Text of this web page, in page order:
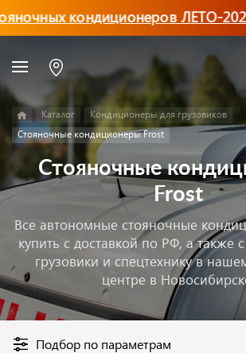
кондиционеров ЛЕТО-2026
Каталог
Кондиционеры для грузовиков
Стояночные кондиционеры Frost
Стояночные
Frost
Все автономные стояночные
купить с доставкой по РФ, а также
грузовики и спецтехнику в
центре в
Подбор по параметрам